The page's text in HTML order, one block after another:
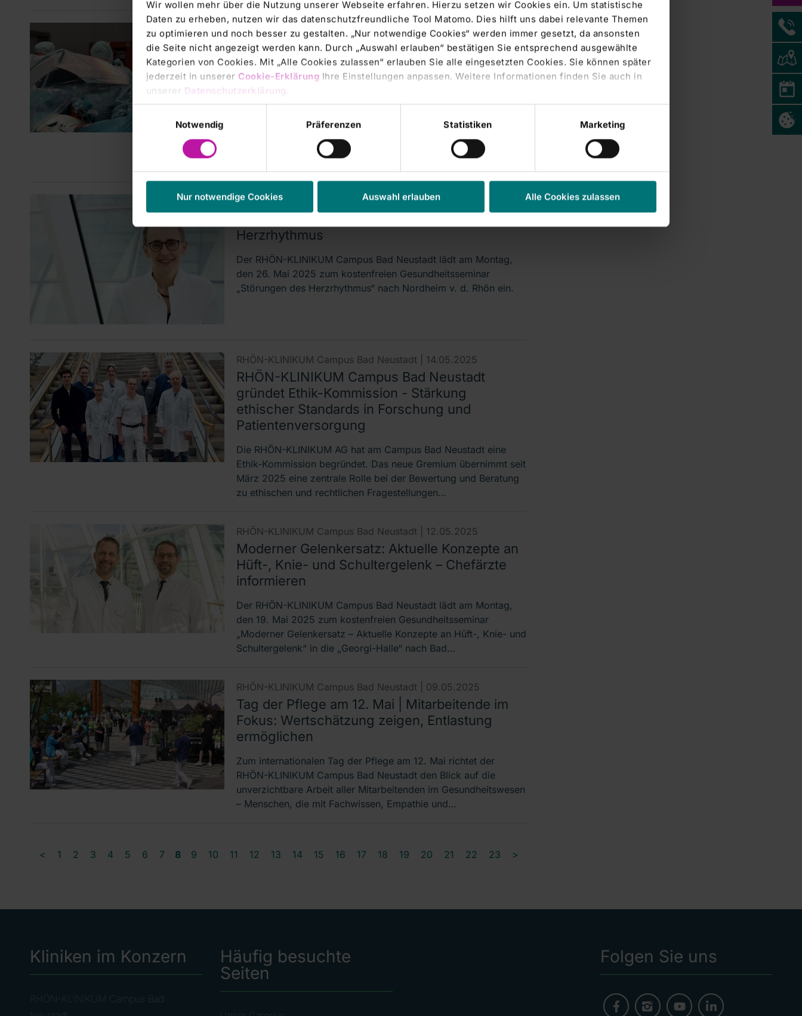
Wir wollen mehr über die Nutzung unserer Webseite erfahren. Hierzu setzen wir Cookies ein. Um statistische
Daten zu erheben, nutzen wir das datenschutzfreundliche Tool Matomo. Dies hilft uns dabei relevante Themen
zu optimieren und noch besser zu gestalten. „Nur notwendige Cookies“ werden immer gesetzt, da ansonsten
die Seite nicht angezeigt werden kann. Durch „Auswahl erlauben“ bestätigen Sie entsprechend ausgewählte
Kategorien von Cookies. Mit „Alle Cookies zulassen“ erlauben Sie alle eingesetzten Cookies. Sie können später
jederzeit in unserer Cookie-Erklärung Ihre Einstellungen anpassen. Weitere Informationen finden Sie auch in
unserer Datenschutzerklärung
Notwendig
Präferenzen Statistiken Marketing
Nur notwendige Cookies Auswahl erlauben Alle Cookies zulassen
RHÖN-KLINIKUM Campus Bad Neustadt |03.06.2025
Thermische Frequenzablation – Neue
Behandlung bei Tumorschmerzen der
Wirbelsäule am RHÖN-KLINIKUM Campus Bad
Neustadt
In der Klinik für Neurochirurgie am RHÖN-KLINIKUM Campus
mit Wirbelkörpermetastasen angeboten: die thermische
RHÖN-KLINIKUM Campus Bad Neustadt |19.05.2025
Herzrhythmus
Der RHÖN-KLINIKUM Campus Bad Neustadt lädt am Montag,
den 26. Mai 2025 zum kostenfreien Gesundheitsseminar
„Störungen des Herzrhythmus“ nach Nordheim v. d. Rhön ein.
RHÖN-KLINIKUM Campus Bad Neustadt | 14.05.2025
RHÖN-KLINIKUM Campus Bad Neustadt
gründet Ethik-Kommission - Stärkung
ethischer Standards in Forschung und
Patientenversorgung
Die RHÖN-KLINIKUM AG hat am Campus Bad Neustadt eine
Ethik-Kommission begründet. Das neue Gremium übernimmt seit
März 2025 eine zentrale Rolle bei der Bewertung und Beratung
zu ethischen und rechtlichen Fragestellungen…
RHÖN-KLINIKUM Campus Bad Neustadt | 12.05.2025
Moderner Gelenkersatz: Aktuelle Konzepte an
Hüft-, Knie- und Schultergelenk – Chefärzte
informieren
Der RHÖN-KLINIKUM Campus Bad Neustadt lädt am Montag,
den 19. Mai 2025 zum kostenfreien Gesundheitsseminar
„Moderner Gelenkersatz – Aktuelle Konzepte an Hüft-, Knie- und
Schultergelenk“ in die „Georgi-Halle“ nach Bad…
RHÖN-KLINIKUM Campus Bad Neustadt | 09.05.2025
Tag der Pflege am 12. Mai | Mitarbeitende im
Fokus: Wertschätzung zeigen, Entlastung
ermöglichen
Zum internationalen Tag der Pflege am 12. Mai richtet der
RHÖN-KLINIKUM Campus Bad Neustadt den Blick auf die
unverzichtbare Arbeit aller Mitarbeitenden im Gesundheitswesen
– Menschen, die mit Fachwissen, Empathie und…
< 1 2 3 4 5 6 7 8 9 10 11 12 13 14 15 16 17 18 19 20 21 22 23 >
Kliniken im Konzern
RHÖN-KLINIKUM Campus Bad
Häufig besuchte
Seiten
Folgen Sie uns